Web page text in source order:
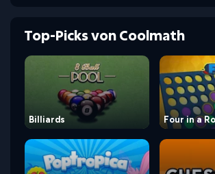
Top-Picks von Coolmath
Billiards Four in a